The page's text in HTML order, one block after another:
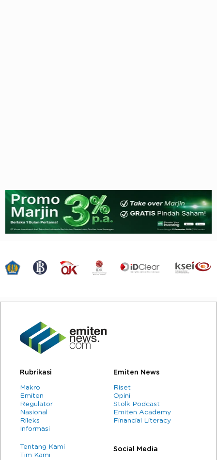
Rubrikasi
Makro
Emiten
Regulator
Nasional
Rileks
Informasi
Emiten News
Riset
Opini
Stolk Podcast
Emiten Academy
Financial Literacy
Tentang Kami
Tim Kami
Social Media